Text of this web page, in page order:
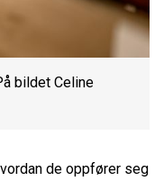
bildet Celine
de oppfører seg